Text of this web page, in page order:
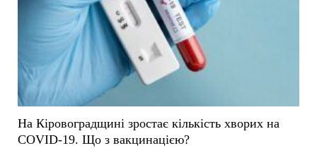
На Кіровоградщині зростає кількість хворих на
COVID-19. Що з вакцинацією?